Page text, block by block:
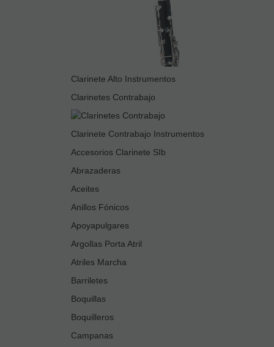
Clarinete Alto Instrumentos
Clarinetes Contrabajo
Clarinete Contrabajo Instrumentos
Accesorios Clarinete SIb
Abrazaderas
Aceites
Anillos Fónicos
Apoyapulgares
Argollas Porta Atril
Atriles Marcha
Barriletes
Boquillas
Boquilleros
Campanas